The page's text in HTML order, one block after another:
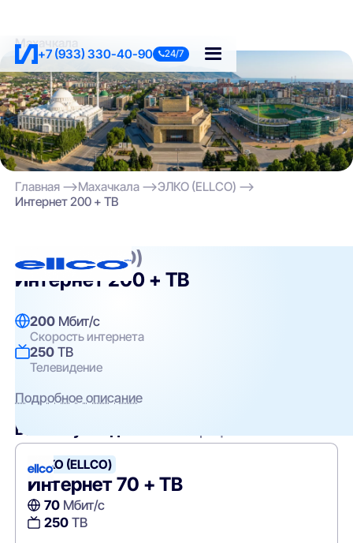
+7 (933) 330-40-90 24/7
Махачкала
Главная Махачкала
ЭЛКО (ELLCO)
Интернет 200 + ТВ
ЭЛКО (ELLCO)
Интернет 200 + ТВ
200 Мбит/с
Скорость интернета
250 ТВ
Телевидение
Подробное описание
Вам могут подойти
ЭЛКО (ELLCO)
Интернет 70 + ТВ
70Мбит/с
250ТВ